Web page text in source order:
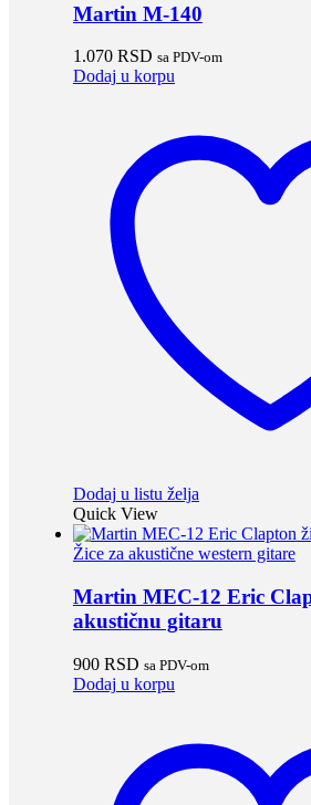
Martin M-140
1.070 RSD sa PDV-om
Dodaj u korpu
Dodaj u listu želja
Quick View
Žice za akustične western gitare
Martin MEC-12 Eric
akustičnu gitaru
900 RSD sa PDV-om
Dodaj u korpu